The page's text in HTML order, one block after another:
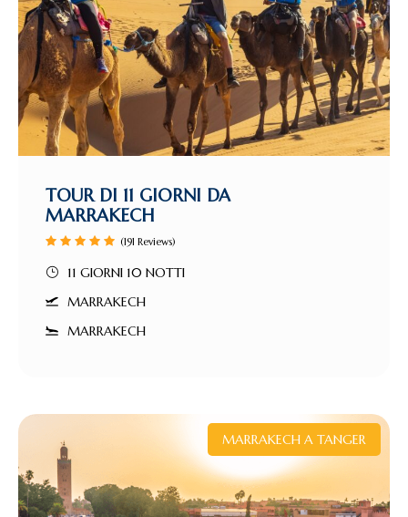
TOUR DI 11 GIORNI DA
MARRAKECH
11 GIORNI 10 NOTTI
MARRAKECH
MARRAKECH
(191 Reviews)
MARRAKECH A TANGER